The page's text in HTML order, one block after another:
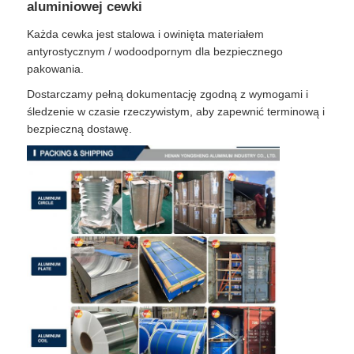
aluminiowej cewki
Każda cewka jest stalowa i owinięta materiałem
antyrostycznym / wodoodpornym dla bezpiecznego
pakowania.
Dostarczamy pełną dokumentację zgodną z wymogami i
śledzenie w czasie rzeczywistym, aby zapewnić terminową i
bezpieczną dostawę.